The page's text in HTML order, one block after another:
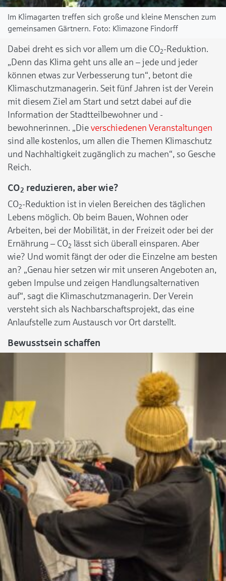
Im Klimagarten treffen sich große und kleine Menschen zum
gemeinsamen Gärtnern.
Klimazone Findorff
Dabei dreht es sich vor allem um die CO2-Reduktion.
„Denn das Klima geht uns alle an – jede und jeder
können etwas zur Verbesserung tun“, betont die
Klimaschutzmanagerin. Seit fünf Jahren ist der Verein
mit diesem Ziel am Start und setzt dabei auf die
Information der Stadtteilbewohner und -
bewohnerinnen. „Die verschiedenen Veranstaltungen
sind alle kostenlos, um allen die Themen Klimaschutz
und Nachhaltigkeit zugänglich zu machen“, so Gesche
Reich.
CO2 reduzieren, aber wie?
CO2-Reduktion ist in vielen Bereichen des täglichen
Lebens möglich. Ob beim Bauen, Wohnen oder
Arbeiten, bei der Mobilität, in der Freizeit oder bei der
Ernährung – CO2 lässt sich überall einsparen. Aber
wie? Und womit fängt der oder die Einzelne am besten
an? „Genau hier setzen wir mit unseren Angeboten an,
geben Impulse und zeigen Handlungsalternativen
auf“, sagt die Klimaschutzmanagerin. Der Verein
versteht sich als Nachbarschaftsprojekt, das eine
Anlaufstelle zum Austausch vor Ort darstellt.
Bewusstsein schaffen